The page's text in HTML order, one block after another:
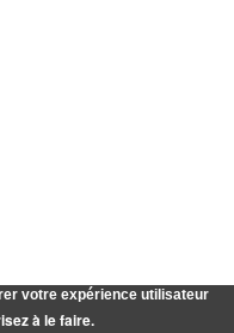
votre expérience utilisateur
à le faire.